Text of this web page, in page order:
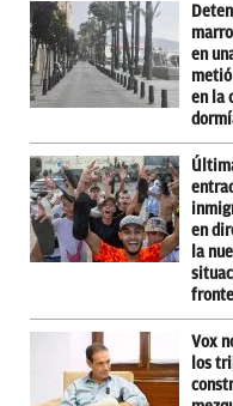
en
en la
en
la
Vox
los